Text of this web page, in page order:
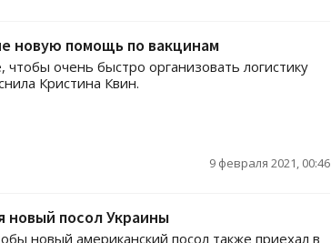
новую помощь по вакцинам
очень быстро организовать логистику
Кристина Квин.
9 февраля 2021, 00:46
новый посол Украины
новый американский посол также приехал в